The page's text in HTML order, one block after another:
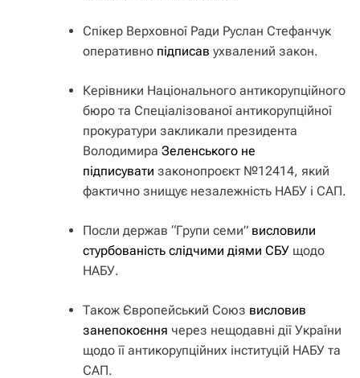
Спікер Верховної Ради Руслан Стефанчук
оперативно підписав ухвалений закон.
Керівники Національного антикорупційного
бюро та Спеціалізованої антикорупційної
прокуратури закликали президента
Володимира Зеленського не
підписувати законопроєкт №12414, який
фактично знищує незалежність НАБУ і САП.
Посли держав “Групи семи” висловили
стурбованість слідчими діями СБУ щодо
НАБУ.
Також Європейський Союз висловив
занепокоєння через нещодавні дії України
щодо її антикорупційних інституцій НАБУ та
САП.